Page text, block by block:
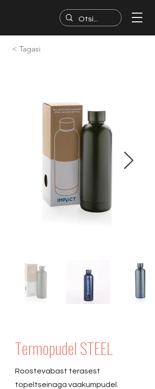
< Tagasi
Termopudel STEEL
Roostevabast terasest
topeltseinaga vaakumpudel.